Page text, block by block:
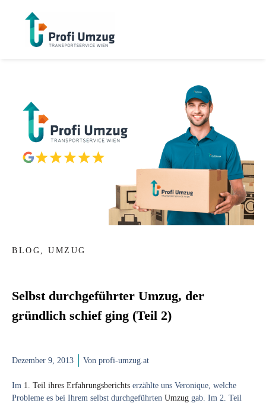
BLOG , UMZUG
Selbst durchgeführter Umzug, der
gründlich schief ging (Teil 2)
Dezember 9, 2013 Von profi-umzug.at
Im 1. Teil ihres Erfahrungsberichts erzählte uns Veronique, welche
Probleme es bei Ihrem selbst durchgeführten Umzug gab. Im 2. Teil